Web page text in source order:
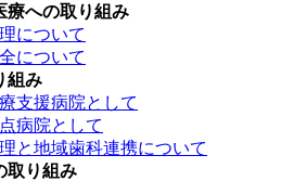
療への取り組み
について
について
組み
支援病院として
病院として
と地域歯科連携について
取り組み